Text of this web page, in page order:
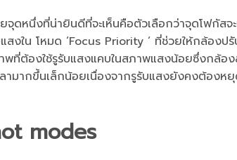
จุดหนึ่งที่น่ายินดีที่จะเห็นคือตัวเลือกว่าจุดโฟกัสจ
สงใน โหมด ‘Focus Priority ‘ ที่ช่วยให้กล้องป
ที่ต้องใช้รูรับแสงแคบในสภาพแสงน้อยซึ่งกล้อ
วลามากขึ้นเล็กน้อยเนื่องจากรูรับแสงยังคงต้อง
modes